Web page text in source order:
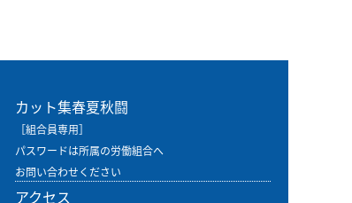
カット集春夏秋闘
［組合員専用］
パスワードは所属の労働組合へ
お問い合わせください
アクセス